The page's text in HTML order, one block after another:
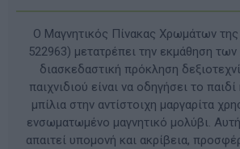
Ο Μαγνητικός Πίνακας Χρωμάτων
522963) μετατρέπει την εκμάθηση
διασκεδαστική πρόκληση
παιχνιδιού είναι να οδηγήσει το
μπίλια στην αντίστοιχη μαργαρίτα
ενσωματωμένο μαγνητικό μολύβι.
απαιτεί υπομονή και ακρίβεια,